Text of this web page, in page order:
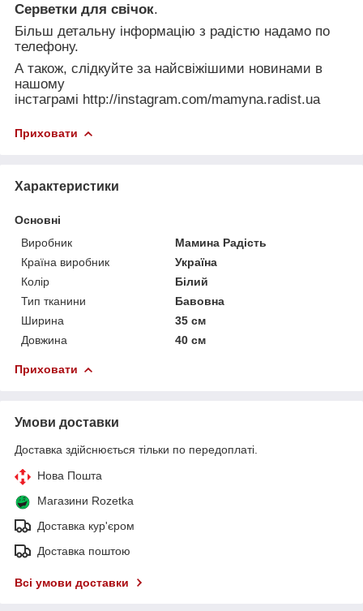
Серветки для свічок.
Більш детальну інформацію з радістю надамо по
телефону.
А також, слідкуйте за найсвіжішими новинами в
нашому
інстаграмі http://instagram.com/mamyna.radist.ua
Приховати
Характеристики
Основні
Виробник
Мамина Радість
Країна виробник
Україна
Колір
Білий
Тип тканини
Бавовна
Ширина
35 см
Довжина
40 см
Приховати
Умови доставки
Доставка здійснюється тільки по передоплаті.
Нова Пошта
Магазини Rozetka
Доставка кур'єром
Доставка поштою
Всі умови доставки